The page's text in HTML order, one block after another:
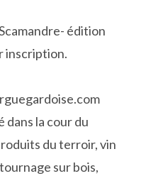
édition
inscription.
dans la cour du
du terroir, vin
sur bois,